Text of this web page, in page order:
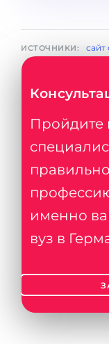
ИСТОЧНИКИ: сайт
Пройдите
именно
вуз в